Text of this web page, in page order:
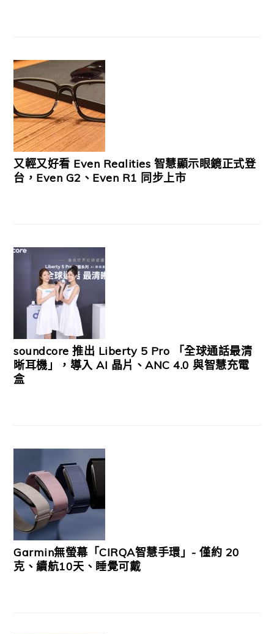
又輕又好看 Even Realities 智慧顯示眼鏡正式登
台，Even G2、Even R1 同步上市
soundcore 推出 Liberty 5 Pro 「全球通話最清
晰耳機」，導入 AI 晶片、ANC 4.0 與智慧充電
盒
Garmin無螢幕「CIRQA智慧手環」- 僅約 20
克、續航10天、睡覺可戴